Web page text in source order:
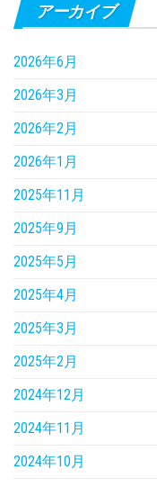
アーカイブ
2026年6月
2026年3月
2026年2月
2026年1月
2025年11月
2025年9月
2025年5月
2025年4月
2025年3月
2025年2月
2024年12月
2024年11月
2024年10月